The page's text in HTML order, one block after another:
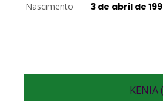
Nascimento 3 de abril de
KENIA